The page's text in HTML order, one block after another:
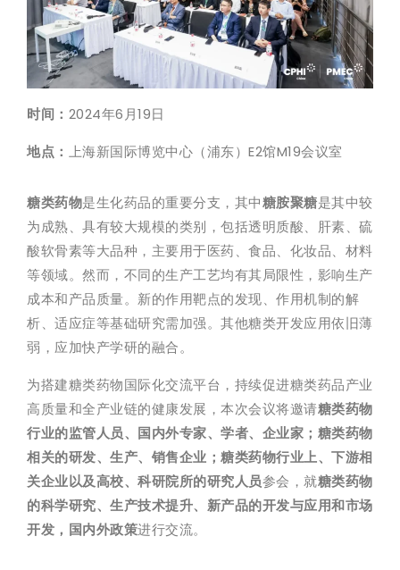
时间： 2024年6月19日
地点： 上海新国际博览中心（浦东）E2馆M19会议室
糖类药物是生化药品的重要分支，其中糖胺聚糖是其中较
为成熟、具有较大规模的类别，包括透明质酸、肝素、硫
酸软骨素等大品种，主要用于医药、食品、化妆品、材料
等领域。然而，不同的生产工艺均有其局限性，影响生产
成本和产品质量。新的作用靶点的发现、作用机制的解
析、适应症等基础研究需加强。其他糖类开发应用依旧薄
弱，应加快产学研的融合。
为搭建糖类药物国际化交流平台，持续促进糖类药品产业
高质量和全产业链的健康发展，本次会议将邀请糖类药物
行业的监管人员、国内外专家、学者、企业家；糖类药物
相关的研发、生产、销售企业；糖类药物行业上、下游相
关企业以及高校、科研院所的研究人员参会，就糖类药物
的科学研究、生产技术提升、新产品的开发与应用和市场
开发，国内外政策进行交流。